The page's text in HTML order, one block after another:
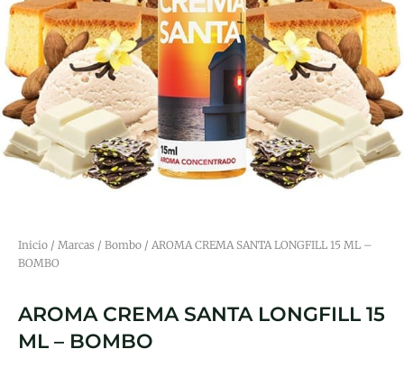
Inicio / Marcas / Bombo / AROMA CREMA SANTA LONGFILL 15 ML –
BOMBO
AROMA CREMA SANTA LONGFILL 15
ML – BOMBO